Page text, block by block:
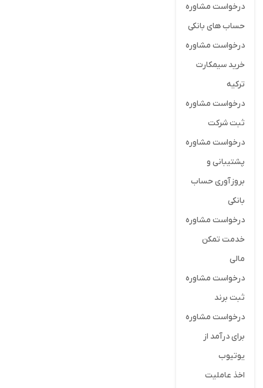
درخواست مشاوره
حساب های بانکی
درخواست مشاوره
خرید سیمکارت
ترکیه
درخواست مشاوره
ثبت شرکت
درخواست مشاوره
پشتیبانی و
بروزآوری حساب
بانکی
درخواست مشاوره
خدمت تمکن
مالی
درخواست مشاوره
ثبت برند
درخواست مشاوره
برای درآمد از
یوتیوب
اخذ عاملیت